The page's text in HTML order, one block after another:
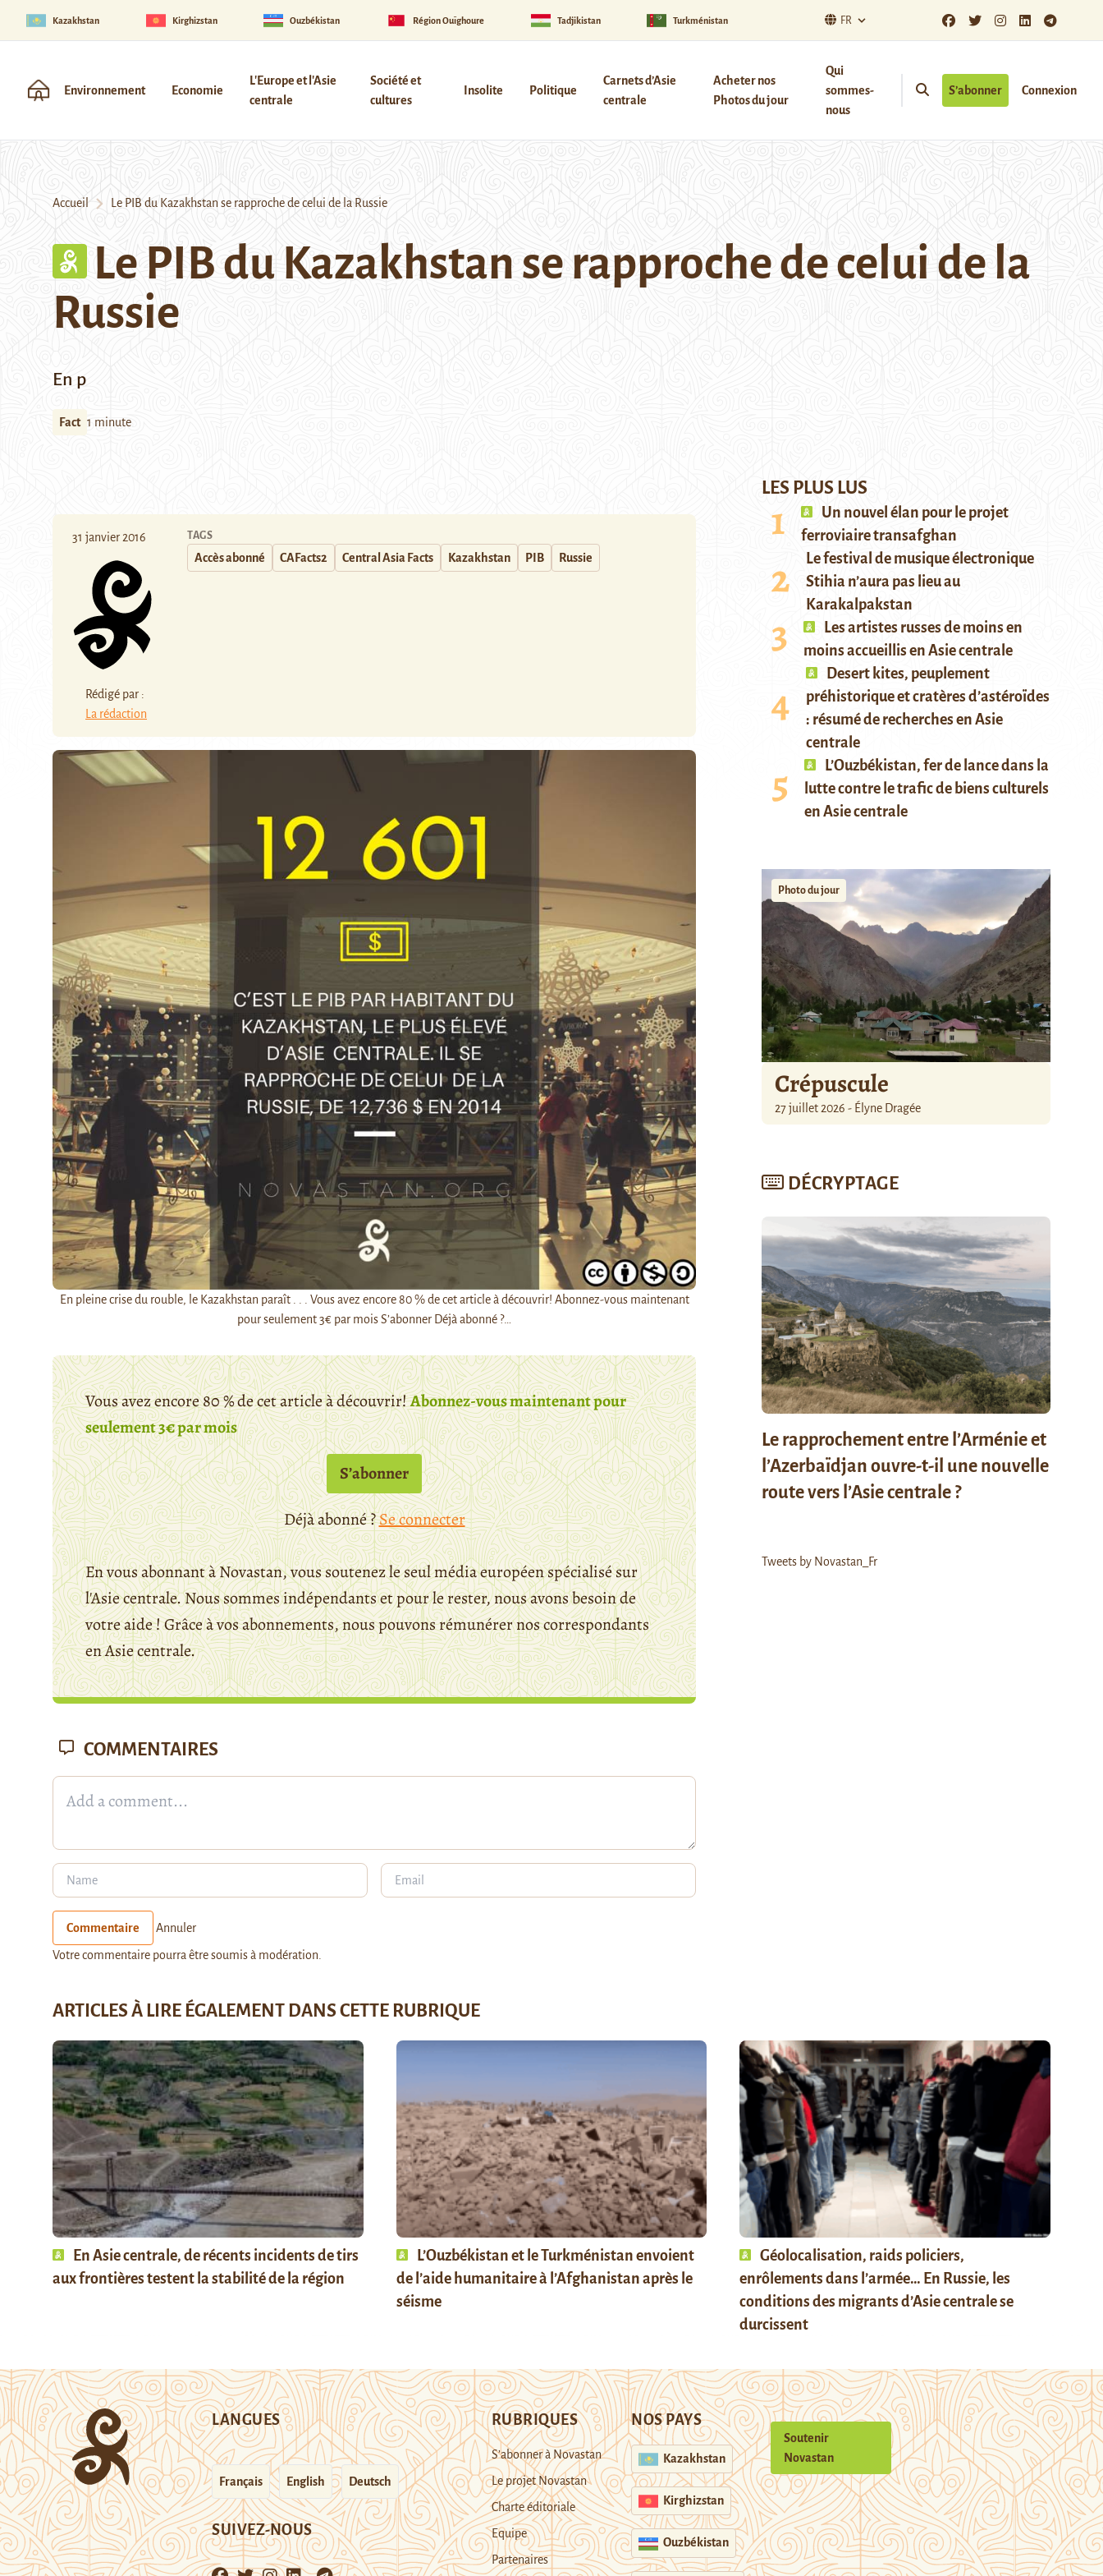
Kazakhstan Kirghizstan Ouzbékistan Région Ouïghoure Tadjikistan Turkménistan FR
Environnement Economie
L'Europe et l'Asie
centrale
Société et
cultures
Insolite Politique
Carnets d’Asie
centrale
Acheter nos
Photos du jour
Qui
sommes-
nous
S’abonner Connexion
Accueil Le PIB du Kazakhstan se rapproche de celui de la Russie
Le PIB du Kazakhstan se rapproche de celui de la
Russie
En p
Fact 1 minute
31 janvier 2016
Rédigé par :
La rédaction
TAGS
Accès abonné CAFacts2 Central Asia Facts Kazakhstan PIB Russie
En pleine crise du rouble, le Kazakhstan paraît . . . Vous avez encore 80 % de cet article à découvrir! Abonnez-vous maintenant
pour seulement 3€ par mois S’abonner Déjà abonné ?…
Vous avez encore 80 % de cet article à découvrir!Abonnez-vous maintenant pour
seulement 3€ par mois
S’abonner
Déjà abonné ?Se connecter
En vous abonnant à Novastan, vous soutenez le seul média européen spécialisé sur
l'Asie centrale. Nous sommes indépendants et pour le rester, nous avons besoin de
votre aide ! Grâce à vos abonnements, nous pouvons rémunérer nos correspondants
en Asie centrale.
LES PLUS LUS
Un nouvel élan pour le projet
ferroviaire transafghan
Le festival de musique électronique
Stihia n’aura pas lieu au
Karakalpakstan
Les artistes russes de moins en
moins accueillis en Asie centrale
Desert kites, peuplement
préhistorique et cratères d’astéroïdes
: résumé de recherches en Asie
centrale
L’Ouzbékistan, fer de lance dans la
lutte contre le trafic de biens culturels
en Asie centrale
Photo du jour
Crépuscule
27 juillet 2026 - Élyne Dragée
DÉCRYPTAGE
Le rapprochement entre l’Arménie et
l’Azerbaïdjan ouvre-t-il une nouvelle
route vers l’Asie centrale ?
Tweets by Novastan_Fr
COMMENTAIRES
Commentaire Annuler
Votre commentaire pourra être soumis à modération.
ARTICLES À LIRE ÉGALEMENT DANS CETTE RUBRIQUE
En Asie centrale, de récents incidents de tirs
aux frontières testent la stabilité de la région
L’Ouzbékistan et le Turkménistan envoient
de l’aide humanitaire à l’Afghanistan après le
séisme
Géolocalisation, raids policiers,
enrôlements dans l’armée… En Russie, les
conditions des migrants d’Asie centrale se
durcissent
LANGUES
Français English Deutsch
SUIVEZ-NOUS
RUBRIQUES
S’abonner à Novastan
Le projet Novastan
Charte éditoriale
Equipe
Partenaires
NOS PAYS
Kazakhstan
Kirghizstan
Ouzbékistan
Soutenir
Novastan